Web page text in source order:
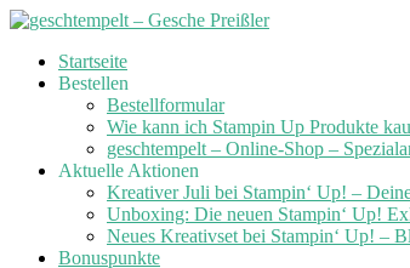
Skip
Startseite
Bestellen
Bestellformular
Wie kann ich Stampin Up Produkte
geschtempelt – Online-Shop –
Aktuelle Aktionen
Kreativer Juli bei Stampin‘ Up! –
Unboxing: Die neuen Stampin‘ Up!
Neues Kreativset bei Stampin‘ Up! –
Bonuspunkte